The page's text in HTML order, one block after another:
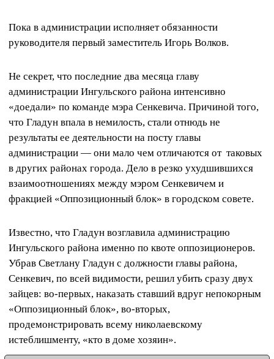
Пока в администрации исполняет обязанности
руководителя первый заместитель Игорь Волков.
Не секрет, что последние два месяца главу
администрации Ингульского района интенсивно
«доедали» по команде мэра Сенкевича. Причиной того,
что Гладун впала в немилость, стали отнюдь не
результаты ее деятельности на посту главы
администрации — они мало чем отличаются от таковых
в других районах города. Дело в резко ухудшившихся
взаимоотношениях между мэром Сенкевичем и
фракцией «Оппозиционный блок» в городском совете.
Известно, что Гладун возглавила администрацию
Ингульского района именно по квоте оппозиционеров.
Убрав Светлану Гладун с должности главы района,
Сенкевич, по всей видимости, решил убить сразу двух
зайцев: во-первых, наказать ставший вдруг непокорным
«Оппозиционный блок», во-вторых,
продемонстрировать всему николаевскому
истеблишменту, «кто в доме хозяин».